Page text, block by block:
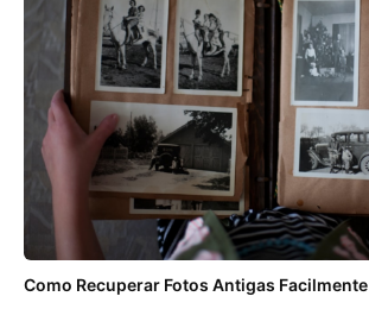
Como Recuperar Fotos Antigas Facilmente